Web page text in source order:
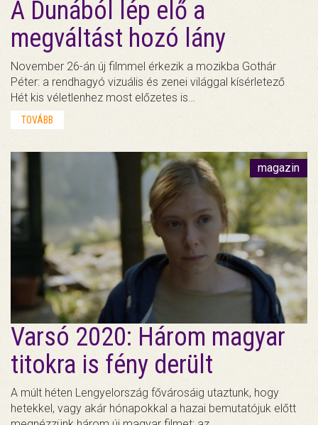
A Dunából lép elő a
megváltást hozó lány
November 26-án új filmmel érkezik a mozikba Gothár
Péter: a rendhagyó vizuális és zenei világgal kísérletező
Hét kis véletlenhez most előzetes is…
TOVÁBB
magazin
Varsó 2020: Három magyar
titokra is fény derült
A múlt héten Lengyelország fővárosáig utaztunk, hogy
hetekkel, vagy akár hónapokkal a hazai bemutatójuk előtt